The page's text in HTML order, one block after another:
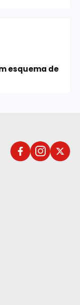
esquema de